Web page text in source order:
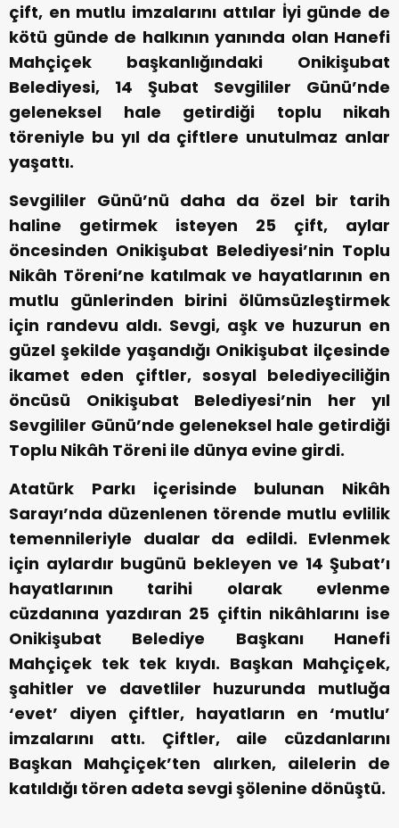
çift, en mutlu imzalarını attılar İyi günde de
kötü günde de halkının yanında olan Hanefi
Mahçiçek başkanlığındaki Onikişubat
Belediyesi, 14 Şubat Sevgililer Günü’nde
geleneksel hale getirdiği toplu nikah
töreniyle bu yıl da çiftlere unutulmaz anlar
yaşattı.
Sevgililer Günü’nü daha da özel bir tarih
haline getirmek isteyen 25 çift, aylar
öncesinden Onikişubat Belediyesi’nin Toplu
Nikâh Töreni’ne katılmak ve hayatlarının en
mutlu günlerinden birini ölümsüzleştirmek
için randevu aldı. Sevgi, aşk ve huzurun en
güzel şekilde yaşandığı Onikişubat ilçesinde
ikamet eden çiftler, sosyal belediyeciliğin
öncüsü Onikişubat Belediyesi’nin her yıl
Sevgililer Günü’nde geleneksel hale getirdiği
Toplu Nikâh Töreni ile dünya evine girdi.
Atatürk Parkı içerisinde bulunan Nikâh
Sarayı’nda düzenlenen törende mutlu evlilik
temennileriyle dualar da edildi. Evlenmek
için aylardır bugünü bekleyen ve 14 Şubat’ı
hayatlarının tarihi olarak evlenme
cüzdanına yazdıran 25 çiftin nikâhlarını ise
Onikişubat Belediye Başkanı Hanefi
Mahçiçek tek tek kıydı. Başkan Mahçiçek,
şahitler ve davetliler huzurunda mutluğa
‘evet’ diyen çiftler, hayatların en ‘mutlu’
imzalarını attı. Çiftler, aile cüzdanlarını
Başkan Mahçiçek’ten alırken, ailelerin de
katıldığı tören adeta sevgi şölenine dönüştü.